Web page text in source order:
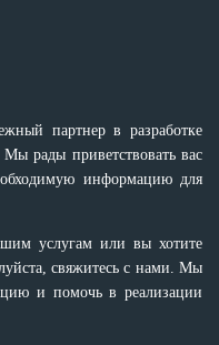
партнер в разработке
рады приветствовать вас
информацию для
услугам или вы хотите
свяжитесь с нами. Мы
и помочь в реализации